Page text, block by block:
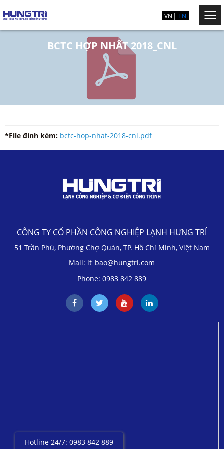
VN EN
BCTC HỢP NHẤT 2018_CNL
*File đính kèm: bctc-hop-nhat-2018-cnl.pdf
Hotline 24/7: 0983 842 889
CÔNG TY CỔ PHẦN CÔNG NGHIỆP LẠNH HƯNG TRÍ
51 Trần Phú, Phường Chợ Quán, TP. Hồ Chí Minh, Việt Nam
Mail: lt_bao@hungtri.com
Phone: 0983 842 889